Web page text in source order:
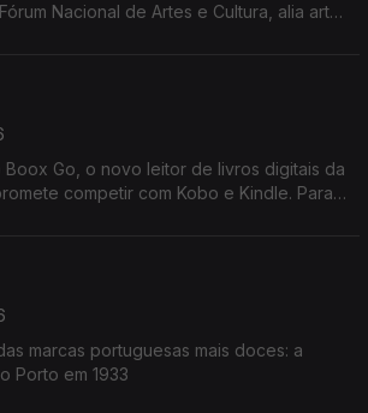
Nacional de Artes e Cultura, alia arte,
Boox Go, o novo leitor de livros digitais da
competir com Kobo e Kindle. Para
marcas portuguesas mais doces: a
Porto em 1933